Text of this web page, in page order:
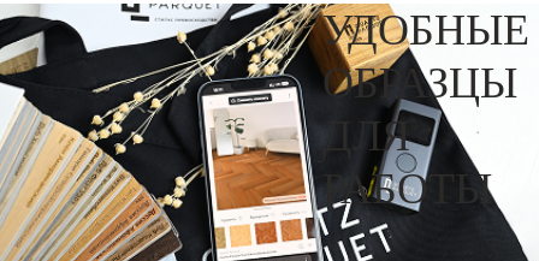
УДОБНЫЕ
ОБРАЗЦЫ
ДЛЯ
РАБОТЫ